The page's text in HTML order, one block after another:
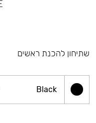
שתיחון להכנת ראשים
Black